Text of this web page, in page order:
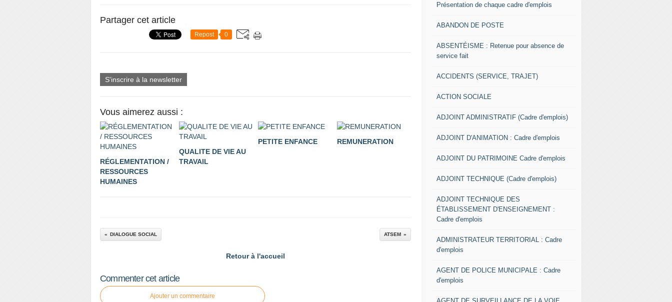
Partager cet article
Repost 0
S'inscrire à la newsletter
Vous aimerez aussi :
RÉGLEMENTATION /
RESSOURCES
HUMAINES
QUALITE DE VIE AU
TRAVAIL
PETITE ENFANCE REMUNERATION
DIALOGUE SOCIAL ATSEM
Retour à l'accueil
Commenter cet article
Ajouter un commentaire
Présentation de chaque cadre d'emplois
ABANDON DE POSTE
ABSENTÉISME : Retenue pour absence de
service fait
ACCIDENTS (SERVICE, TRAJET)
ACTION SOCIALE
ADJOINT ADMINISTRATIF (Cadre d'emplois)
ADJOINT D'ANIMATION : Cadre d'emplois
ADJOINT DU PATRIMOINE Cadre d'emplois
ADJOINT TECHNIQUE (Cadre d'emplois)
ADJOINT TECHNIQUE DES
ÉTABLISSEMENT D'ENSEIGNEMENT :
Cadre d'emplois
ADMINISTRATEUR TERRITORIAL : Cadre
d'emplois
AGENT DE POLICE MUNICIPALE : Cadre
d'emplois
AGENT DE SURVEILLANCE DE LA VOIE